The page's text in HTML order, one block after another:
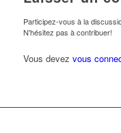
Participez-vous à la
N'hésitez pas à contribuer!
Vous devez vous